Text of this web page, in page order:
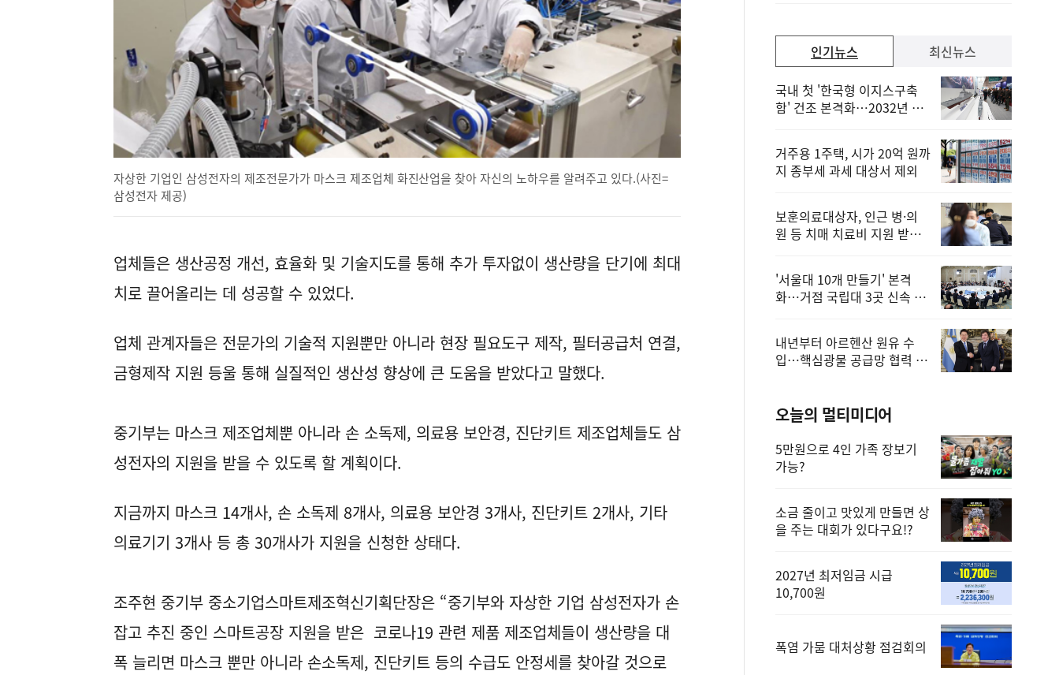
자상한 기업인 삼성전자의 제조전문가가 마스크 제조업체 화진산업을 찾아 자신의 노하우를 알려주고 있다.(사진=
삼성전자 제공)
업체들은 생산공정 개선, 효율화 및 기술지도를 통해 추가 투자없이 생산량을 단기에 최대
치로 끌어올리는 데 성공할 수 있었다.
업체 관계자들은 전문가의 기술적 지원뿐만 아니라 현장 필요도구 제작, 필터공급처 연결,
금형제작 지원 등울 통해 실질적인 생산성 향상에 큰 도움을 받았다고 말했다.
중기부는 마스크 제조업체뿐 아니라 손 소독제, 의료용 보안경, 진단키트 제조업체들도 삼
성전자의 지원을 받을 수 있도록 할 계획이다.
지금까지 마스크 14개사, 손 소독제 8개사, 의료용 보안경 3개사, 진단키트 2개사, 기타
의료기기 3개사 등 총 30개사가 지원을 신청한 상태다.
조주현 중기부 중소기업스마트제조혁신기획단장은 “중기부와 자상한 기업 삼성전자가 손
잡고 추진 중인 스마트공장 지원을 받은 코로나19 관련 제품 제조업체들이 생산량을 대
폭 늘리면 마스크 뿐만 아니라 손소독제, 진단키트 등의 수급도 안정세를 찾아갈 것으로
인기뉴스
국내 첫 '한국형 이지스구축
함' 건조 본격화…2032년 해
거주용 1주택, 시가 20억 원까
지 종부세 과세 대상서 제외
보훈의료대상자, 인근 병·의
원 등 치매 치료비 지원 받을
'서울대 10개 만들기' 본격
화…거점 국립대 3곳 신속 선
내년부터 아르헨산 원유 수
입…핵심광물 공급망 협력 체
최신뉴스
오늘의 멀티미디어
5만원으로 4인 가족 장보기
가능?
소금 줄이고 맛있게 만들면 상
을 주는 대회가 있다구요!?
2027년 최저임금 시급
10,700원
폭염 가뭄 대처상황 점검회의